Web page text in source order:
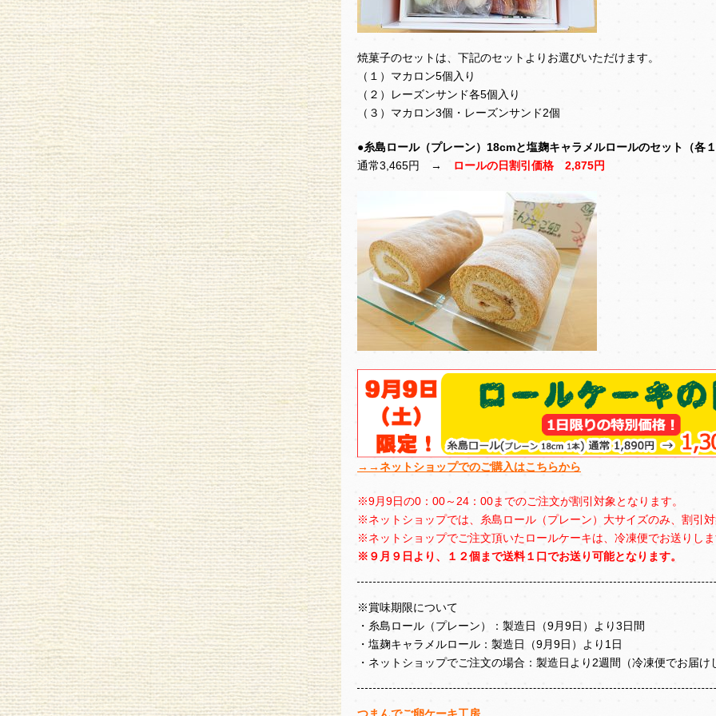
焼菓子のセットは、下記のセットよりお選びいただけます。
（１）マカロン5個入り
（２）レーズンサンド各5個入り
（３）マカロン3個・レーズンサンド2個
●糸島ロール（プレーン）18cmと塩麹キャラメルロールのセット（各
通常3,465円 →
ロールの日割引価格 2,875円
→→ネットショップでのご購入はこちらから
※9月9日の0：00～24：00までのご注文が割引対象となります。
※ネットショップでは、糸島ロール（プレーン）大サイズのみ、割引
※ネットショップでご注文頂いたロールケーキは、冷凍便でお送りし
※９月９日より、１２個まで送料１口でお送り可能となります。
※賞味期限について
・糸島ロール（プレーン）：製造日（9月9日）より3日間
・塩麹キャラメルロール：製造日（9月9日）より1日
・ネットショップでご注文の場合：製造日より2週間（冷凍便でお届け